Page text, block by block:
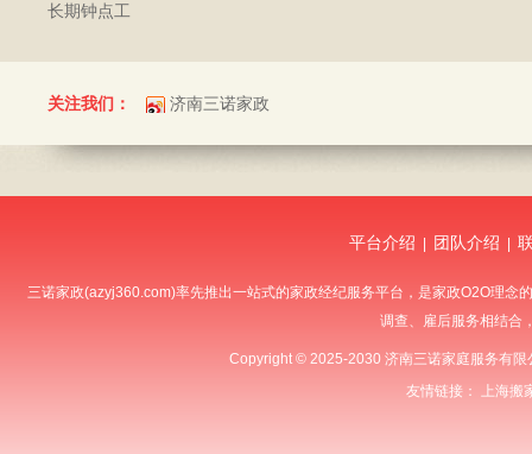
长期钟点工
关注我们： 济南三诺家政
平台介绍 团队介绍 |
三诺家政(azyj360.com)率先推出一站式的家政经纪服务平台，是家政O2O理
调查、雇后服务相结合
Copyright © 2025-2030 济南三诺家庭服务有限
友情链接： 上海搬